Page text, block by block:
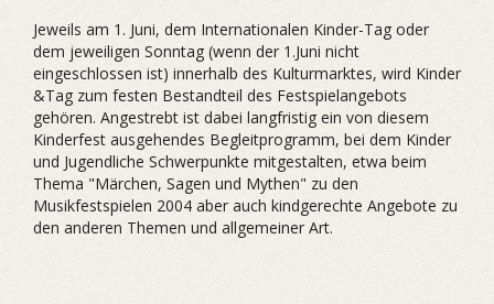
Jeweils am 1. Juni, dem Internationalen Kinder-Tag oder
dem jeweiligen Sonntag (wenn der 1.Juni nicht
eingeschlossen ist) innerhalb des Kulturmarktes, wird Kinder
&Tag zum festen Bestandteil des Festspielangebots
gehören. Angestrebt ist dabei langfristig ein von diesem
Kinderfest ausgehendes Begleitprogramm, bei dem Kinder
und Jugendliche Schwerpunkte mitgestalten, etwa beim
Thema "Märchen, Sagen und Mythen" zu den
Musikfestspielen 2004 aber auch kindgerechte Angebote zu
den anderen Themen und allgemeiner Art.